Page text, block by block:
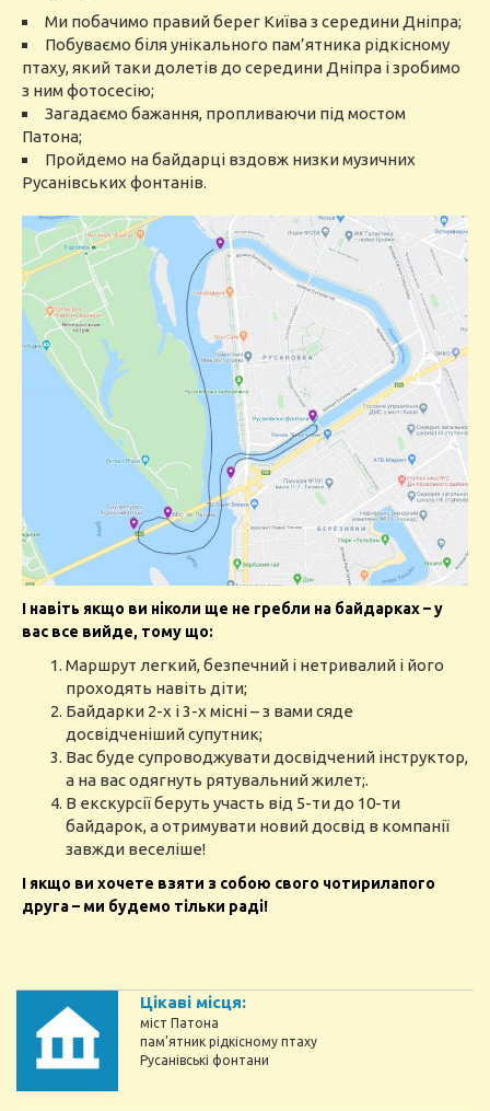
Ми побачимо правий берег Київа з середини Дніпра;
Побуваємо біля унікального пам’ятника рідкісному
птаху, який таки долетів до середини Дніпра і зробимо
з ним фотосесію;
Загадаємо бажання, пропливаючи під мостом
Патона;
Пройдемо на байдарці вздовж низки музичних
Русанівських фонтанів.
І навіть якщо ви ніколи ще не гребли на байдарках – у
вас все вийде, тому що:
Маршрут легкий, безпечний і нетривалий і його
проходять навіть діти;
Байдарки 2-х і 3-х місні – з вами сяде
досвідченіший супутник;
Вас буде супроводжувати досвідчений інструктор,
а на вас одягнуть рятувальний жилет;.
В екскурсії беруть участь від 5-ти до 10-ти
байдарок, а отримувати новий досвід в компанії
завжди веселіше!
І якщо ви хочете взяти з собою свого чотирилапого
друга – ми будемо тільки раді!
Цікаві місця:
міст Патона
пам’ятник рідкісному птаху
Русанівські фонтани